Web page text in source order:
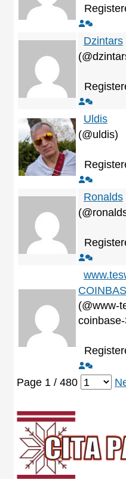
Dzintars
Uldis
(@uldis)
Ronalds
(@www-
Page 1 / 480